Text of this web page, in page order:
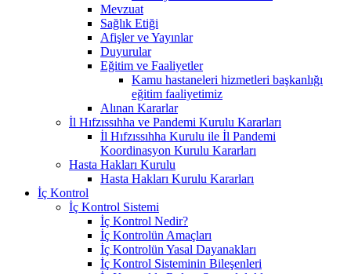
Mevzuat
Sağlık Etiği
Afişler ve Yayınlar
Duyurular
Eğitim ve Faaliyetler
Kamu hastaneleri hizmetleri başkanlığı
eğitim faaliyetimiz
Alınan Kararlar
İl Hıfzıssıhha ve Pandemi Kurulu Kararları
İl Hıfzıssıhha Kurulu ile İl Pandemi
Koordinasyon Kurulu Kararları
Hasta Hakları Kurulu
Hasta Hakları Kurulu Kararları
İç Kontrol
İç Kontrol Sistemi
İç Kontrol Nedir?
İç Kontrolün Amaçları
İç Kontrolün Yasal Dayanakları
İç Kontrol Sisteminin Bileşenleri